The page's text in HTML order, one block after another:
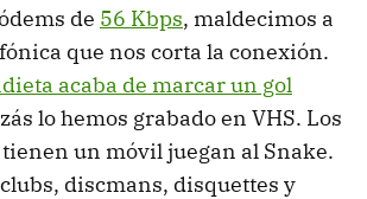
de 56 Kbps, maldecimos a
que nos corta la conexión.
acaba de marcar un gol
lo hemos grabado en VHS. Los
un móvil juegan al Snake.
discmans, disquettes y